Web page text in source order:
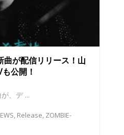
曲が配信リリース！山
公開！
、デ ...
, Release, ZOMBIE-